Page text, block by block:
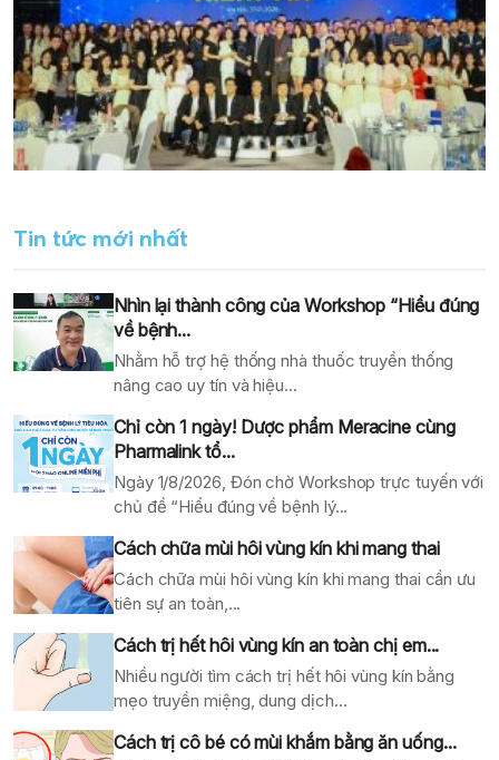
Tin tức mới nhất
Nhìn lại thành công của Workshop “Hiểu đúng
về bệnh...
Nhằm hỗ trợ hệ thống nhà thuốc truyền thống
nâng cao uy tín và hiệu...
Chỉ còn 1 ngày! Dược phẩm Meracine cùng
Pharmalink tổ...
Ngày 1/8/2026, Đón chờ Workshop trực tuyến với
chủ đề “Hiểu đúng về bệnh lý...
Cách chữa mùi hôi vùng kín khi mang thai
Cách chữa mùi hôi vùng kín khi mang thai cần ưu
tiên sự an toàn,...
Cách trị hết hôi vùng kín an toàn chị em...
Nhiều người tìm cách trị hết hôi vùng kín bằng
mẹo truyền miệng, dung dịch...
Cách trị cô bé có mùi khắm bằng ăn uống...